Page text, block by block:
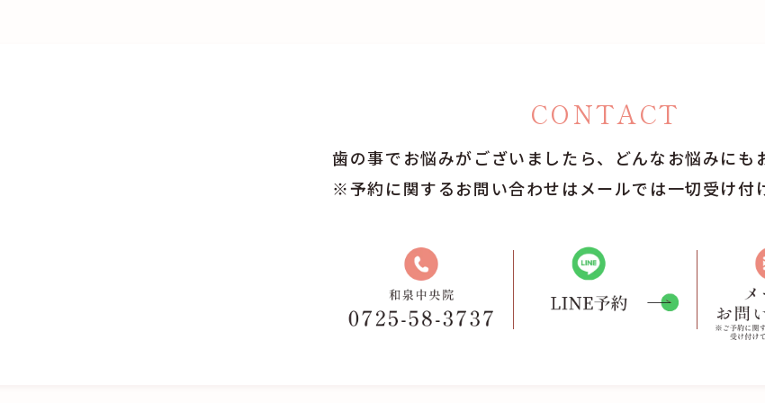
CONTACT
歯の事でお悩みがございましたら、どんなお悩みにも
※予約に関するお問い合わせはメールでは一切受け付